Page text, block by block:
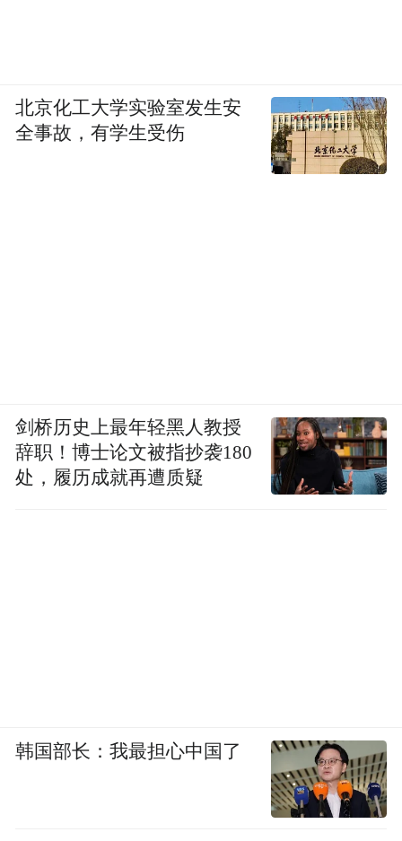
北京化工大学实验室发生安
全事故，有学生受伤
剑桥历史上最年轻黑人教授
辞职！博士论文被指抄袭180
处，履历成就再遭质疑
韩国部长：我最担心中国了